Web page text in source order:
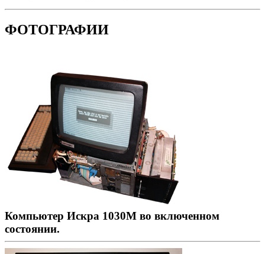
ФОТОГРАФИИ
Компьютер Искра 1030М во включенном
состоянии.